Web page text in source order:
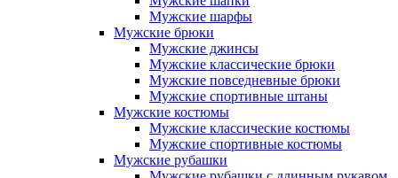
Мужские шарфы
Мужские брюки
Мужские джинсы
Мужские классические брюки
Мужские повседневные брюки
Мужские спортивные штаны
Мужские костюмы
Мужские классические костюмы
Мужские спортивные костюмы
Мужские рубашки